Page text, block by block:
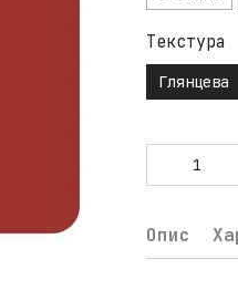
Текстура
Глянцева
Опис